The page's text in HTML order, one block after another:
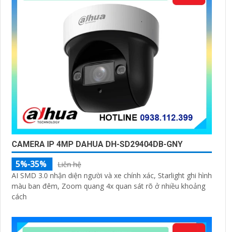
CAMERA IP 4MP DAHUA DH-SD29404DB-GNY
5%-35%
Liên hệ
AI SMD 3.0 nhận diện người và xe chính xác, Starlight ghi hình
màu ban đêm, Zoom quang 4x quan sát rõ ở nhiều khoảng
cách